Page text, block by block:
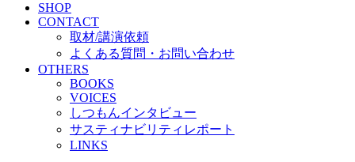
SHOP
CONTACT
取材/講演依頼
よくある質問・お問い合わせ
OTHERS
BOOKS
VOICES
しつもんインタビュー
サスティナビリティレポート
LINKS